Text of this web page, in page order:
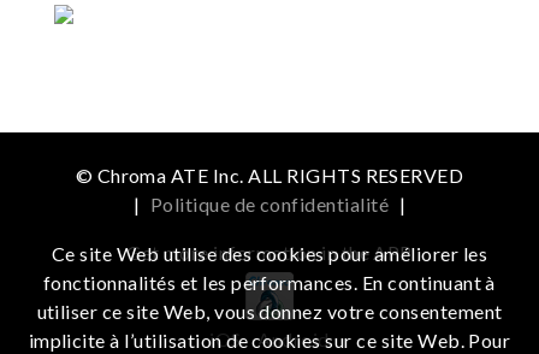
© Chroma ATE Inc. ALL RIGHTS RESERVED
| Politique de confidentialité |
Get more information in the APP
iOS Android
Ce site Web utilise des cookies pour améliorer les
fonctionnalités et les performances. En continuant à
utiliser ce site Web, vous donnez votre consentement
implicite à l’utilisation de cookies sur ce site Web. Pour